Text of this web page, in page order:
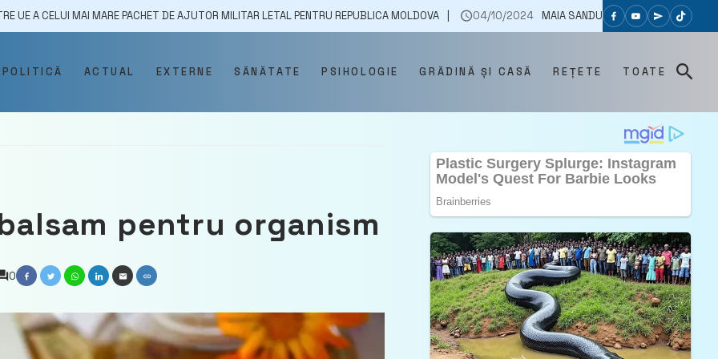
MARE PACHET DE AJUTOR MILITAR LETAL PENTRU REPUBLICA MOLDOVA 04/10/2024 MAIA SANDU A AVUT O CONVERSAȚIE
POLITICĂ ACTUAL EXTERNE SĂNĂTATE PSIHOLOGIE GRĂDINĂ ȘI CASĂ REȚETE TOATE
pentru organism
0